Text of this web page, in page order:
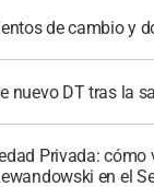
de cambio y
nuevo DT tras la
Privada: cómo
en el